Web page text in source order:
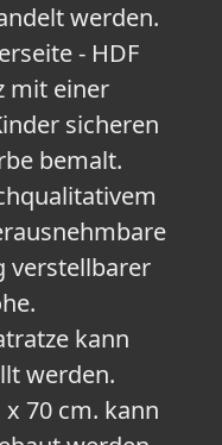
werden.
- HDF
mit einer
sicheren
bemalt.
verstellbarer
kann
werden.
70 cm. kann